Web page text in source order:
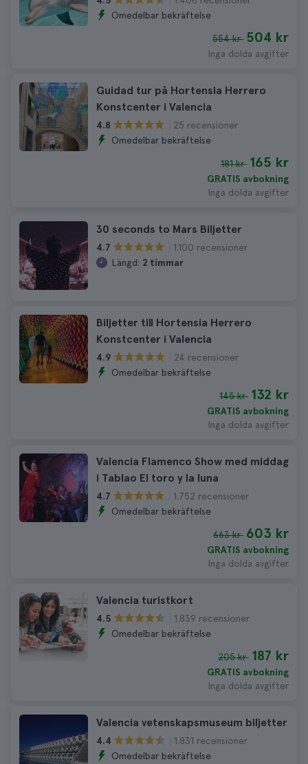
Omedelbar bekräftelse
554 kr 504 kr
Inga dolda avgifter
Guidad tur på Hortensia Herrero
Konstcenter i Valencia
4.8
25 recensioner
Omedelbar bekräftelse
181 kr 165 kr
GRATIS avbokning
Inga dolda avgifter
30 seconds to Mars Biljetter
4.7
1.100 recensioner
Längd: 2 timmar
Biljetter till Hortensia Herrero
Konstcenter i Valencia
4.9
24 recensioner
Omedelbar bekräftelse
145 kr 132 kr
GRATIS avbokning
Inga dolda avgifter
Valencia Flamenco Show med middag
i Tablao El toro y la luna
4.7
1.752 recensioner
Omedelbar bekräftelse
663 kr 603 kr
GRATIS avbokning
Inga dolda avgifter
Valencia turistkort
4.5
1.839 recensioner
Omedelbar bekräftelse
205 kr 187 kr
GRATIS avbokning
Inga dolda avgifter
Valencia vetenskapsmuseum biljetter
4.4
1.831 recensioner
Omedelbar bekräftelse